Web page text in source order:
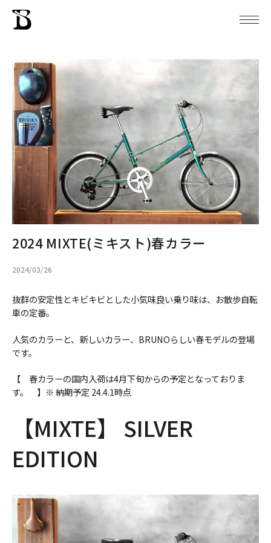
2024 MIXTE(ミキスト)春カラー
2024/03/26
抜群の安定性とキビキビとした小気味良い乗り味は、お散歩自転
車の定番。
人気のカラーと、新しいカラー、BRUNOらしい春モデルの登場
です。
【 春カラーの国内入荷は4月下旬からの予定となっておりま
す。 】※ 納期予定 24.4.1時点
【MIXTE】 SILVER
EDITION